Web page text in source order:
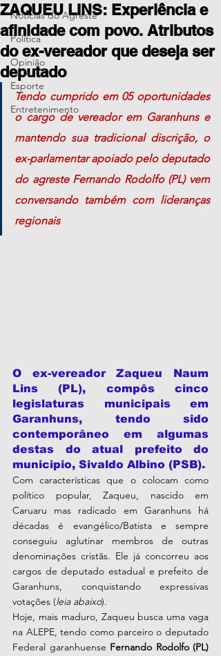
Notícias do Agreste
Política
Opinião
Esporte
Entretenimento
ZAQUEU LINS: Experiência e
afinidade com povo. Atributos
do ex-vereador que deseja ser
deputado
Tendo cumprido em 05 oportunidades
o cargo de vereador em Garanhuns e
mantendo sua tradicional discrição, o
ex-parlamentar apoiado pelo deputado
do agreste Fernando Rodolfo (PL) vem
conversando também com lideranças
regionais
O ex-vereador Zaqueu Naum
Lins (PL), compôs cinco
legislaturas municipais em
Garanhuns, tendo sido
contemporâneo em algumas
destas do atual prefeito do
municipio, Sivaldo Albino (PSB).
Com características que o colocam como
político popular, Zaqueu, nascido em
Caruaru mas radicado em Garanhuns há
décadas é evangélico/Batista e sempre
conseguiu aglutinar membros de outras
denominações cristãs. Ele já concorreu aos
cargos de deputado estadual e prefeito de
Garanhuns, conquistando expressivas
votações (leia abaixo).
Hoje, mais maduro, Zaqueu busca uma vaga
na ALEPE, tendo como parceiro o deputado
Federal garanhuense Fernando Rodolfo (PL)